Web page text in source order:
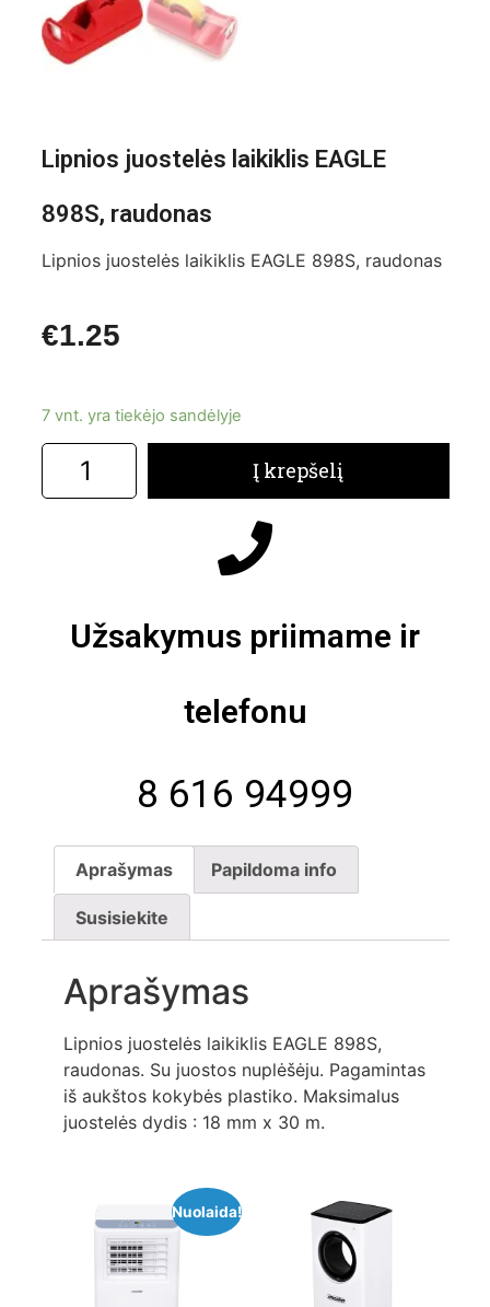
Lipnios juostelės laikiklis EAGLE
898S, raudonas
Lipnios juostelės laikiklis EAGLE 898S, raudonas
€1.25
7 vnt. yra tiekėjo sandėlyje
Į krepšelį
Užsakymus priimame ir
telefonu
8 616 94999
Aprašymas Papildoma info
Susisiekite
Aprašymas
Lipnios juostelės laikiklis EAGLE 898S,
raudonas. Su juostos nuplėšėju. Pagamintas
iš aukštos kokybės plastiko. Maksimalus
juostelės dydis : 18 mm x 30 m.
Nuolaida!